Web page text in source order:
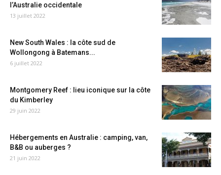
l’Australie occidentale
13 juillet 2022
New South Wales : la côte sud de
Wollongong à Batemans...
6 juillet 2022
Montgomery Reef : lieu iconique sur la côte
du Kimberley
29 juin 2022
Hébergements en Australie : camping, van,
B&B ou auberges ?
21 juin 2022